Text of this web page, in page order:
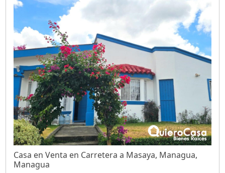
Casa en Venta en Carretera a Masaya, Managua,
Managua